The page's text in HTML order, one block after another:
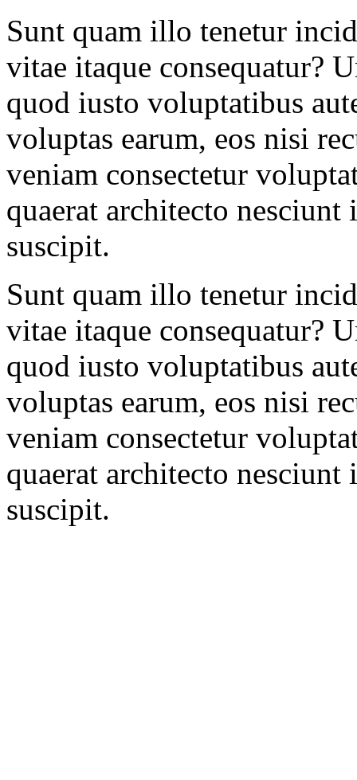
Sunt quam illo tenetur
vitae itaque consequatur?
quod iusto voluptatibus
voluptas earum, eos nisi
veniam consectetur
quaerat architecto
suscipit.
Sunt quam illo tenetur
vitae itaque consequatur?
quod iusto voluptatibus
voluptas earum, eos nisi
veniam consectetur
quaerat architecto
suscipit.